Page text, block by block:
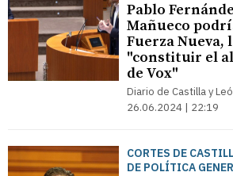
Pablo
Mañueco
Fuerza Nueva,
"constituir el
de Vox"
Diario de Castilla y
26.06.2024 | 22:19
CORTES DE
DE POLÍTICA